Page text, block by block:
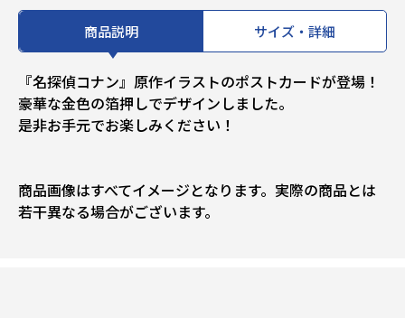
商品説明 サイズ・詳細
『名探偵コナン』原作イラストのポストカードが登場！
豪華な金色の箔押しでデザインしました。
是非お手元でお楽しみください！
商品画像はすべてイメージとなります。実際の商品とは
若干異なる場合がございます。